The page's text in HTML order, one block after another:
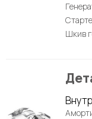
Шкив